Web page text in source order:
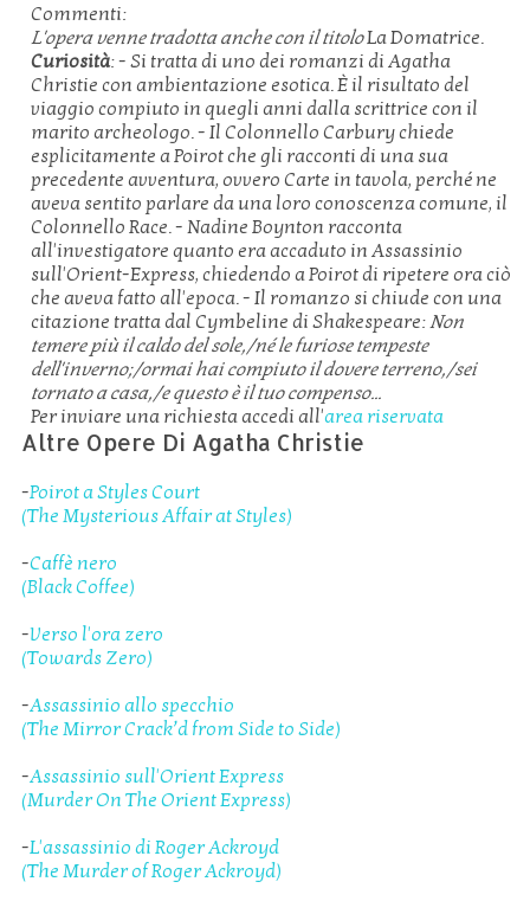
Commenti:
L'opera venne tradotta anche con il titoloLa Domatrice.
Curiosità: - Si tratta di uno dei romanzi di Agatha
Christie con ambientazione esotica. È il risultato del
viaggio compiuto in quegli anni dalla scrittrice con il
marito archeologo. - Il Colonnello Carbury chiede
esplicitamente a Poirot che gli racconti di una sua
precedente avventura, ovvero Carte in tavola, perché ne
aveva sentito parlare da una loro conoscenza comune, il
Colonnello Race. - Nadine Boynton racconta
all'investigatore quanto era accaduto in Assassinio
sull'Orient-Express, chiedendo a Poirot di ripetere ora ciò
che aveva fatto all'epoca. - Il romanzo si chiude con una
citazione tratta dal Cymbeline di Shakespeare:Non
temere più il caldo del sole,/né le furiose tempeste
dell'inverno;/ormai hai compiuto il dovere terreno,/sei
tornato a casa,/e questo è il tuo compenso...
Per inviare una richiesta accedi all'area riservata
Altre Opere Di Agatha Christie
-Poirot a Styles Court
(The Mysterious Affair at Styles)
-Caffè nero
(Black Coffee)
-Verso l'ora zero
(Towards Zero)
-Assassinio allo specchio
(The Mirror Crack’d from Side to Side)
-Assassinio sull'Orient Express
(Murder On The Orient Express)
-L'assassinio di Roger Ackroyd
(The Murder of Roger Ackroyd)